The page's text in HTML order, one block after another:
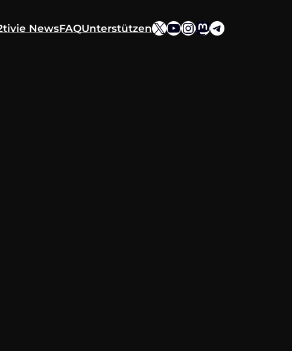
tivie NewsFAQUnterstützenX YouTube
Instagram
Mastodon
Telegram